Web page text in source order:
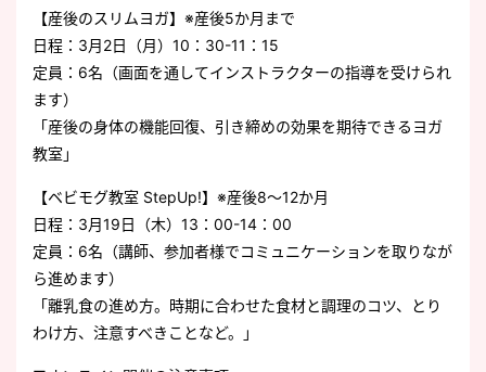
【産後のスリムヨガ】※産後5か月まで
日程：3月2日（月）10：30-11：15
定員：6名（画面を通してインストラクターの指導を受けられ
ます）
「産後の身体の機能回復、引き締めの効果を期待できるヨガ
教室」
【ベビモグ教室 StepUp!】※産後8～12か月
日程：3月19日（木）13：00-14：00
定員：6名（講師、参加者様でコミュニケーションを取りなが
ら進めます）
「離乳食の進め方。時期に合わせた食材と調理のコツ、とり
わけ方、注意すべきことなど。」